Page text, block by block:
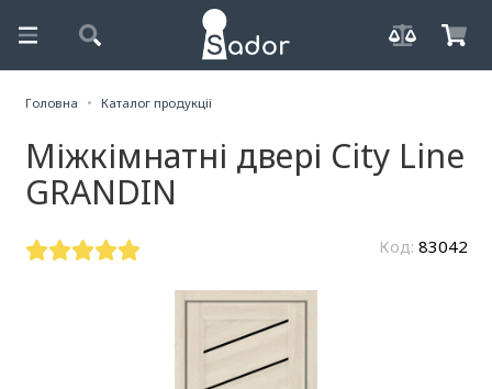
Головна Каталог продукції
Міжкімнатні двері City Line
GRANDIN
Код: 83042